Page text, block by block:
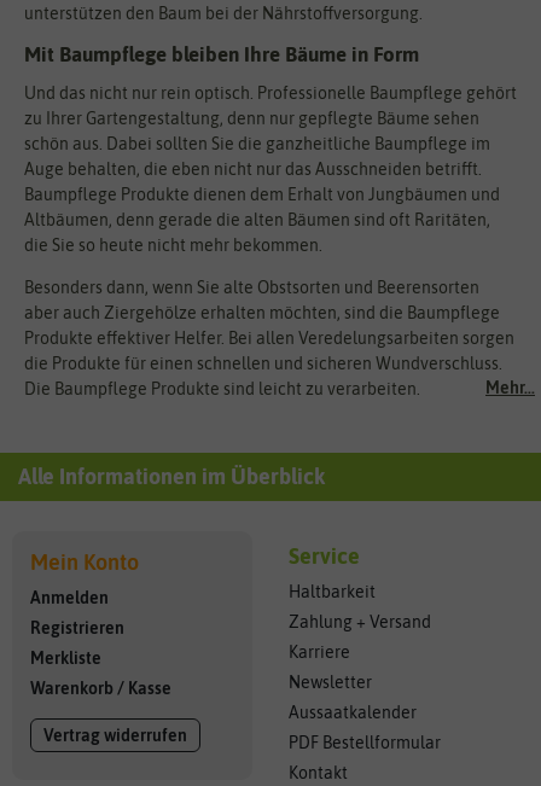
Mehr...
unterstützen den Baum bei der Nährstoffversorgung.
Mit Baumpflege bleiben Ihre Bäume in Form
Und das nicht nur rein optisch. Professionelle Baumpflege gehört
zu Ihrer Gartengestaltung, denn nur gepflegte Bäume sehen
schön aus. Dabei sollten Sie die ganzheitliche Baumpflege im
Auge behalten, die eben nicht nur das Ausschneiden betrifft.
Baumpflege Produkte dienen dem Erhalt von Jungbäumen und
Altbäumen, denn gerade die alten Bäumen sind oft Raritäten,
die Sie so heute nicht mehr bekommen.
Besonders dann, wenn Sie alte Obstsorten und Beerensorten
aber auch Ziergehölze erhalten möchten, sind die Baumpflege
Produkte effektiver Helfer. Bei allen Veredelungsarbeiten sorgen
die Produkte für einen schnellen und sicheren Wundverschluss.
Die Baumpflege Produkte sind leicht zu verarbeiten.
Alle Informationen im Überblick
Mein Konto
Anmelden
Registrieren
Merkliste
Warenkorb / Kasse
Vertrag widerrufen
Service
Haltbarkeit
Zahlung + Versand
Karriere
Newsletter
Aussaatkalender
PDF Bestellformular
Kontakt